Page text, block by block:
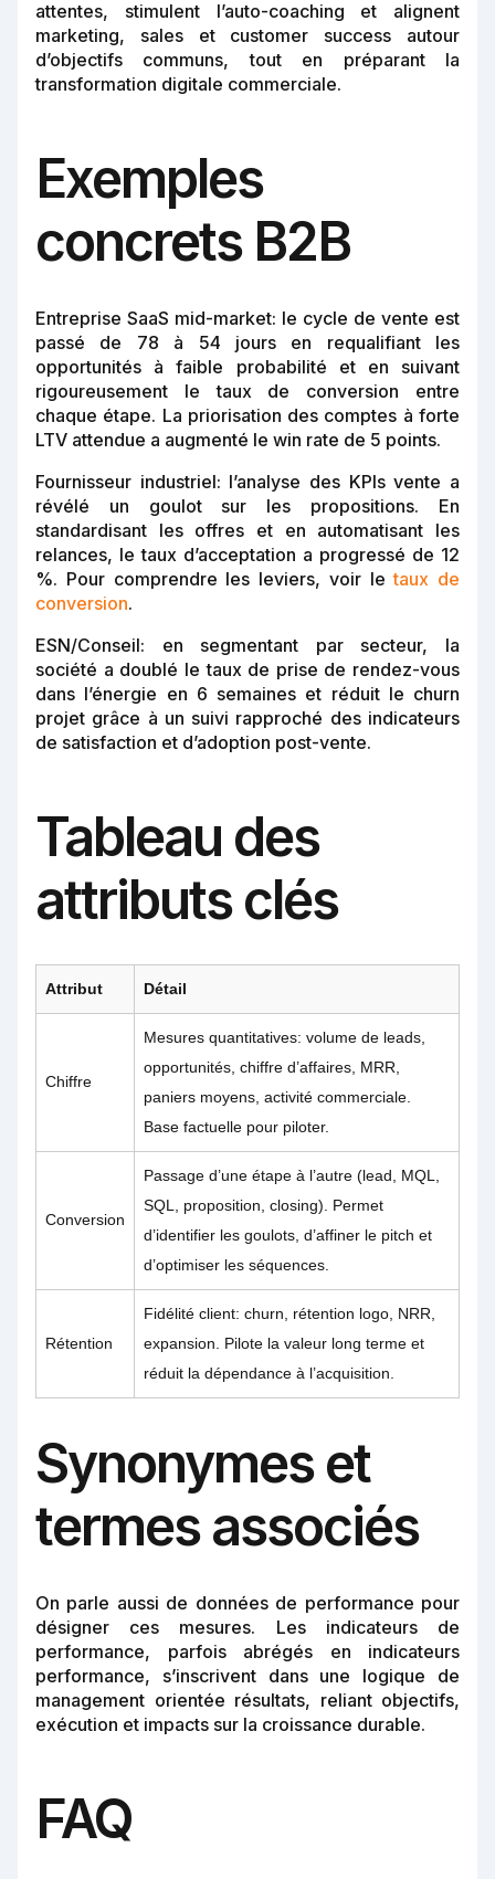
attentes, stimulent l’auto-coaching et alignent
marketing, sales et customer success autour
d’objectifs communs, tout en préparant la
transformation digitale commerciale.
Exemples
concrets B2B
Entreprise SaaS mid-market: le cycle de vente est
passé de 78 à 54 jours en requalifiant les
opportunités à faible probabilité et en suivant
rigoureusement le taux de conversion entre
chaque étape. La priorisation des comptes à forte
LTV attendue a augmenté le win rate de 5 points.
Fournisseur industriel: l’analyse des KPIs vente a
révélé un goulot sur les propositions. En
standardisant les offres et en automatisant les
relances, le taux d’acceptation a progressé de 12
%. Pour comprendre les leviers, voir letaux de
conversion.
ESN/Conseil: en segmentant par secteur, la
société a doublé le taux de prise de rendez-vous
dans l’énergie en 6 semaines et réduit le churn
projet grâce à un suivi rapproché des indicateurs
de satisfaction et d’adoption post-vente.
Tableau des
attributs clés
Attribut Détail
Chiffre
Mesures quantitatives: volume de leads,
opportunités, chiffre d’affaires, MRR,
paniers moyens, activité commerciale.
Base factuelle pour piloter.
Conversion
Passage d’une étape à l’autre (lead, MQL,
SQL, proposition, closing). Permet
d’identifier les goulots, d’affiner le pitch et
d’optimiser les séquences.
Rétention
Fidélité client: churn, rétention logo, NRR,
expansion. Pilote la valeur long terme et
réduit la dépendance à l’acquisition.
Synonymes et
termes associés
On parle aussi de données de performance pour
désigner ces mesures. Les indicateurs de
performance, parfois abrégés en indicateurs
performance, s’inscrivent dans une logique de
management orientée résultats, reliant objectifs,
exécution et impacts sur la croissance durable.
FAQ